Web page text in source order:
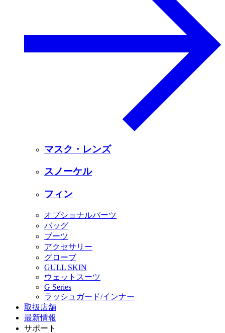
マスク・レンズ
スノーケル
フィン
オプショナルパーツ
バッグ
ブーツ
アクセサリー
グローブ
GULL SKIN
ウェットスーツ
G Series
ラッシュガード/インナー
取扱店舗
最新情報
サポート